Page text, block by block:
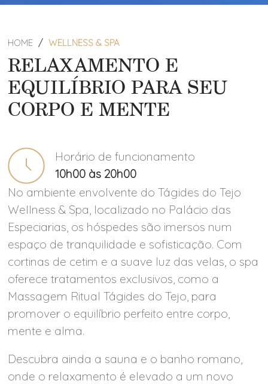
HOME WELLNESS & SPA
RELAXAMENTO E
EQUILÍBRIO PARA SEU
CORPO E MENTE
Horário de funcionamento
10h00 às 20h00
No ambiente envolvente do Tágides do Tejo
Wellness & Spa, localizado no Palácio das
Especiarias, os hóspedes são imersos num
espaço de tranquilidade e sofisticação. Com
cortinas de cetim e a suave luz das velas, o spa
oferece tratamentos exclusivos, como a
Massagem Ritual Tágides do Tejo, para
promover o equilíbrio perfeito entre corpo,
mente e alma.
Descubra ainda a sauna e o banho romano,
onde o relaxamento é elevado a um novo